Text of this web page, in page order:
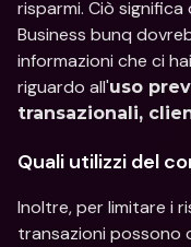
risparmi. Ciò
Business bunq
informazioni che ci
riguardo all'uso
transazionali,
Quali utilizzi del
Inoltre, per limitare i
transazioni possono